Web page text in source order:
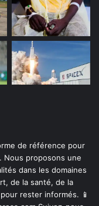
de référence pour
Nous proposons une
dans les domaines
de la santé, de la
rester informés. 📱